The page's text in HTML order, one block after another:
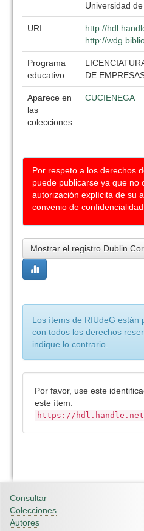
Universidad
URI:
http://
http://
Programa
educativo:
DE
Aparece en
las
colecciones:
CUCIENEGA
Por respeto a los derechos
puede publicarse ya que no
autorización explícita de su
convenio de confidencialidad
Mostrar el registro Dublin
Los ítems de RIUdeG están
con todos los derechos
indique lo contrario.
Por favor, use este
este ítem:
https://hdl.handle.net/
Consultar
Colecciones
Autores